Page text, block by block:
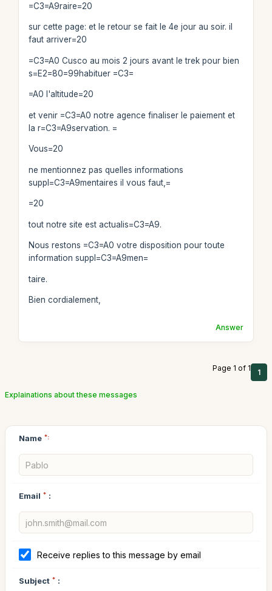
=C3=A9raire=20
sur cette page: et le retour se fait le 4e jour au soir. il
faut arriver=20
=C3=A0 Cusco au mois 2 jours avant le trek pour bien
s=E2=80=99habituer =C3=
=A0 l'altitude=20
et venir =C3=A0 notre agence finaliser le paiement et
la r=C3=A9servation. =
Vous=20
ne mentionnez pas quelles informations
suppl=C3=A9mentaires il vous faut,=
=20
tout notre site est actualis=C3=A9.
Nous restons =C3=A0 votre disposition pour toute
information suppl=C3=A9men=
taire.
Bien cordialement,
Answer
Page 1 of 1 1
Explainations about these messages
Name *:
Email * :
Receive replies to this message by email
Subject * :